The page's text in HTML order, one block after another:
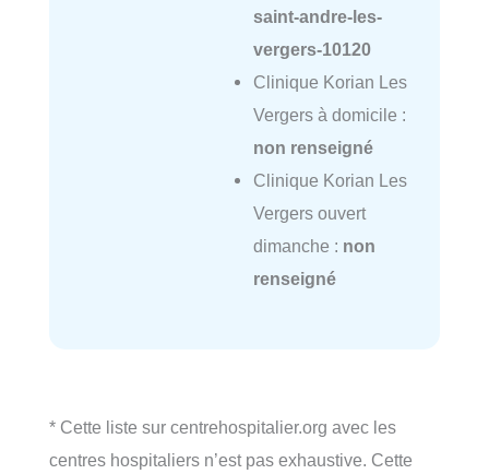
saint-andre-les-
vergers-10120
Clinique Korian Les
Vergers à domicile :
non renseigné
Clinique Korian Les
Vergers ouvert
dimanche : non
renseigné
* Cette liste sur centrehospitalier.org avec les
centres hospitaliers n’est pas exhaustive. Cette